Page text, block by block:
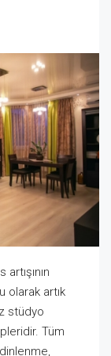
olarak artık
stüdyo
Tüm